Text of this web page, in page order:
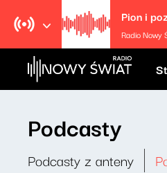
Pion i
Radio Nowy
Podcasty
Podcasty z anteny